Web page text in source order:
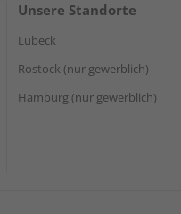
Unsere Standorte
Lübeck
Rostock (nur gewerblich)
Hamburg (nur gewerblich)